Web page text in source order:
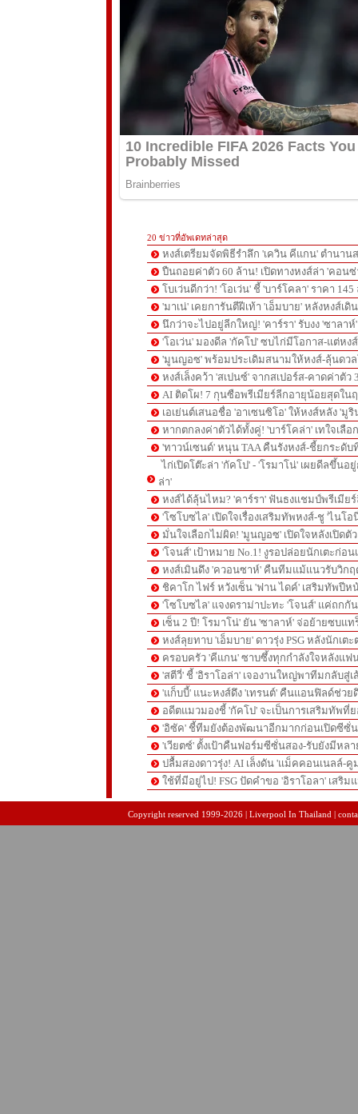
20 ข่าวที่อัพเดทล่าสุด
หงส์เตรียมจัดพิธีรำลึก 'เควิน คีแกน' ตำนาน
ปืนถอยค่าตัว 60 ล้าน! เปิดทางหงส์ล่า 'คอนซ่
โบเว่นดีกว่า! 'โอเว่น' ชี้ 'บาร์โคลา' ราคา
'มาเน่' เคยการันตีฝีเท้า 'เอ็มบาย' หลังหงส์เดิ
นึกว่าจะไปอยู่ลีกใหญ่! 'คาร์รา' รับงง 'ซาลา
'โอเว่น' มองดีล 'กัคโป' ซบไก่มีโอกาส-แต่ห
'มูนญอซ' พร้อมประเดิมสนามให้หงส์-ลุ้นดว
หงส์เล็งคว้า 'สเปนซ์' จากสเปอร์ส-คาดค่าตัว
AI ติดโผ! 7 กุนซือพรีเมียร์ลีกอายุน้อยสุดใน
เอเย่นต์เสนอชื่อ 'อาเซนซิโอ' ให้หงส์หลัง 'มู
หากตกลงค่าตัวได้ทั้งคู่! 'บาร์โคล่า' เทใจเลือ
'ทาวน์เซนด์' หนุน TAA คืนรังหงส์-ชี้ยกระดั
ไก่เปิดโต๊ะล่า 'กัคโป' - 'โรมาโน่' เผยดีลขึ้นอ
ล่า'
หงส์ได้ลุ้นไหม? 'คาร์รา' ฟันธงแชมป์พรีเมีย
'โซโบซไล' เปิดใจเรื่องเสริมทัพหงส์-ชู 'ไนโ
มั่นใจเลือกไม่ผิด! 'มูนญอซ' เปิดใจหลังเปิดตั
'โจนส์' เป้าหมาย No.1! งูรอปล่อยนักเตะก่อ
หงส์เมินดึง 'ควอนซาห์' คืนทีมแม้แนวรับวิก
ชิคาโก ไฟร์ หวังเซ็น 'ฟาน ไดค์' เสริมทัพปีห
'โซโบซไล' แจงดราม่าปะทะ 'โจนส์' แค่ถกกั
เซ็น 2 ปี! โรมาโน่' ยัน 'ซาลาห์' จ่อย้ายซบแ
หงส์ลุยทาบ 'เอ็มบาย' ดาวรุ่ง PSG หลังนักเต
ครอบครัว 'คีแกน' ซาบซึ้งทุกกำลังใจหลังแฟ
'สตีวี่' ชี้ 'อิราโอล่า' เจองานใหญ่พาทีมกลับสู่
'แก็บบี้' แนะหงส์ดึง 'เทรนต์' คืนแอนฟิลด์ช่วย
อดีตแมวมองชี้ 'กัคโป' จะเป็นการเสริมทัพที่
'อิซัค' ชี้ทีมยังต้องพัฒนาอีกมากก่อนเปิดซีซั่
'เวียตซ์' ตั้งเป้าคืนฟอร์มซีซั่นสอง-รับยังมีหล
ปลื้มสองดาวรุ่ง! AI เล็งดัน 'แม็คคอนเนลล์-
ใช้ที่มีอยู่ไป! FSG ปัดคำขอ 'อิราโอลา' เสริม
Copyright reserved 1999-2026 | Liverpool In Thailand |